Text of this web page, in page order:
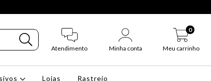
Atendimento Minha conta Meu carrinho
0
Lojas Rastreio